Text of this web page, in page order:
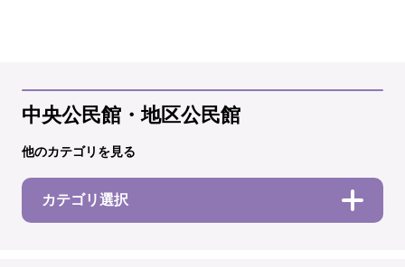
中央公民館・地区公民館
他のカテゴリを見る
カテゴリ選択